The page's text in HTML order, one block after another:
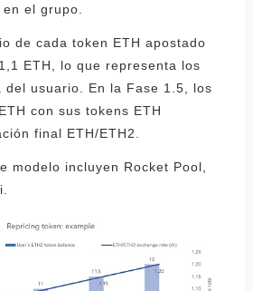
el grupo.
de cada token ETH apostado
ETH, lo que representa los
del usuario. En la Fase 1.5, los
con sus tokens ETH
final ETH/ETH2.
modelo incluyen Rocket Pool,